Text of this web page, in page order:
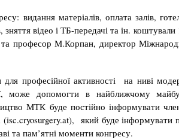
видання матеріалів, оплата залів,
відео і ТБ-передачі та ін. коштували
та професор М.Корпан, директор
професійної активності на ниві
може допомогти в найближчому
МТК буде постійно інформувати
(isc.cryosurgery.at), який буде інформувати
та пам’ятні моменти конгресу.